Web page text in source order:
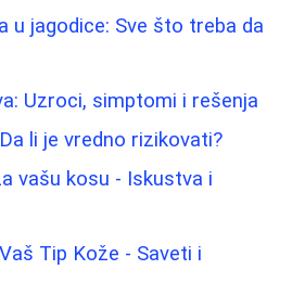
u jagodice: Sve što treba da
Uzroci, simptomi i rešenja
li je vredno rizikovati?
vašu kosu - Iskustva i
Tip Kože - Saveti i